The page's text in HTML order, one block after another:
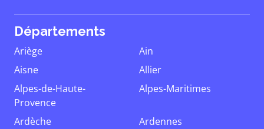
Départements
Ariège
Ain
Aisne
Allier
Alpes-de-Haute-
Provence
Alpes-Maritimes
Ardèche
Ardennes